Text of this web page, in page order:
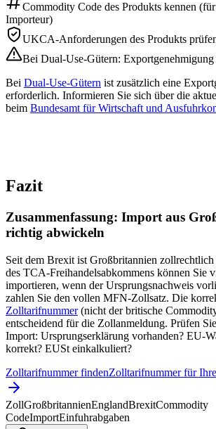
Commodity Code des Produkts kennen
Importeur)
UKCA-Anforderungen des Produkts
Bei Dual-Use-Gütern: Exportgenehmigung
Bei Dual-Use-Gütern ist zusätzlich eine
erforderlich. Informieren Sie sich über die
beim Bundesamt für Wirtschaft und
Fazit
Zusammenfassung: Import aus
richtig abwickeln
Seit dem Brexit ist Großbritannien
des TCA-Freihandelsabkommens können Sie
importieren, wenn der Ursprungsnachweis
zahlen Sie den vollen MFN-Zollsatz. Die
Zolltarifnummer(nicht der britische
entscheidend für die Zollanmeldung. Prüfen
Import: Ursprungserklärung vorhanden? EU-
korrekt? EUSt einkalkuliert?
Zolltarifnummer findenZolltarifnummer für
ZollGroßbritannienEnglandBrexitCommodity
CodeImportEinfuhrabgaben